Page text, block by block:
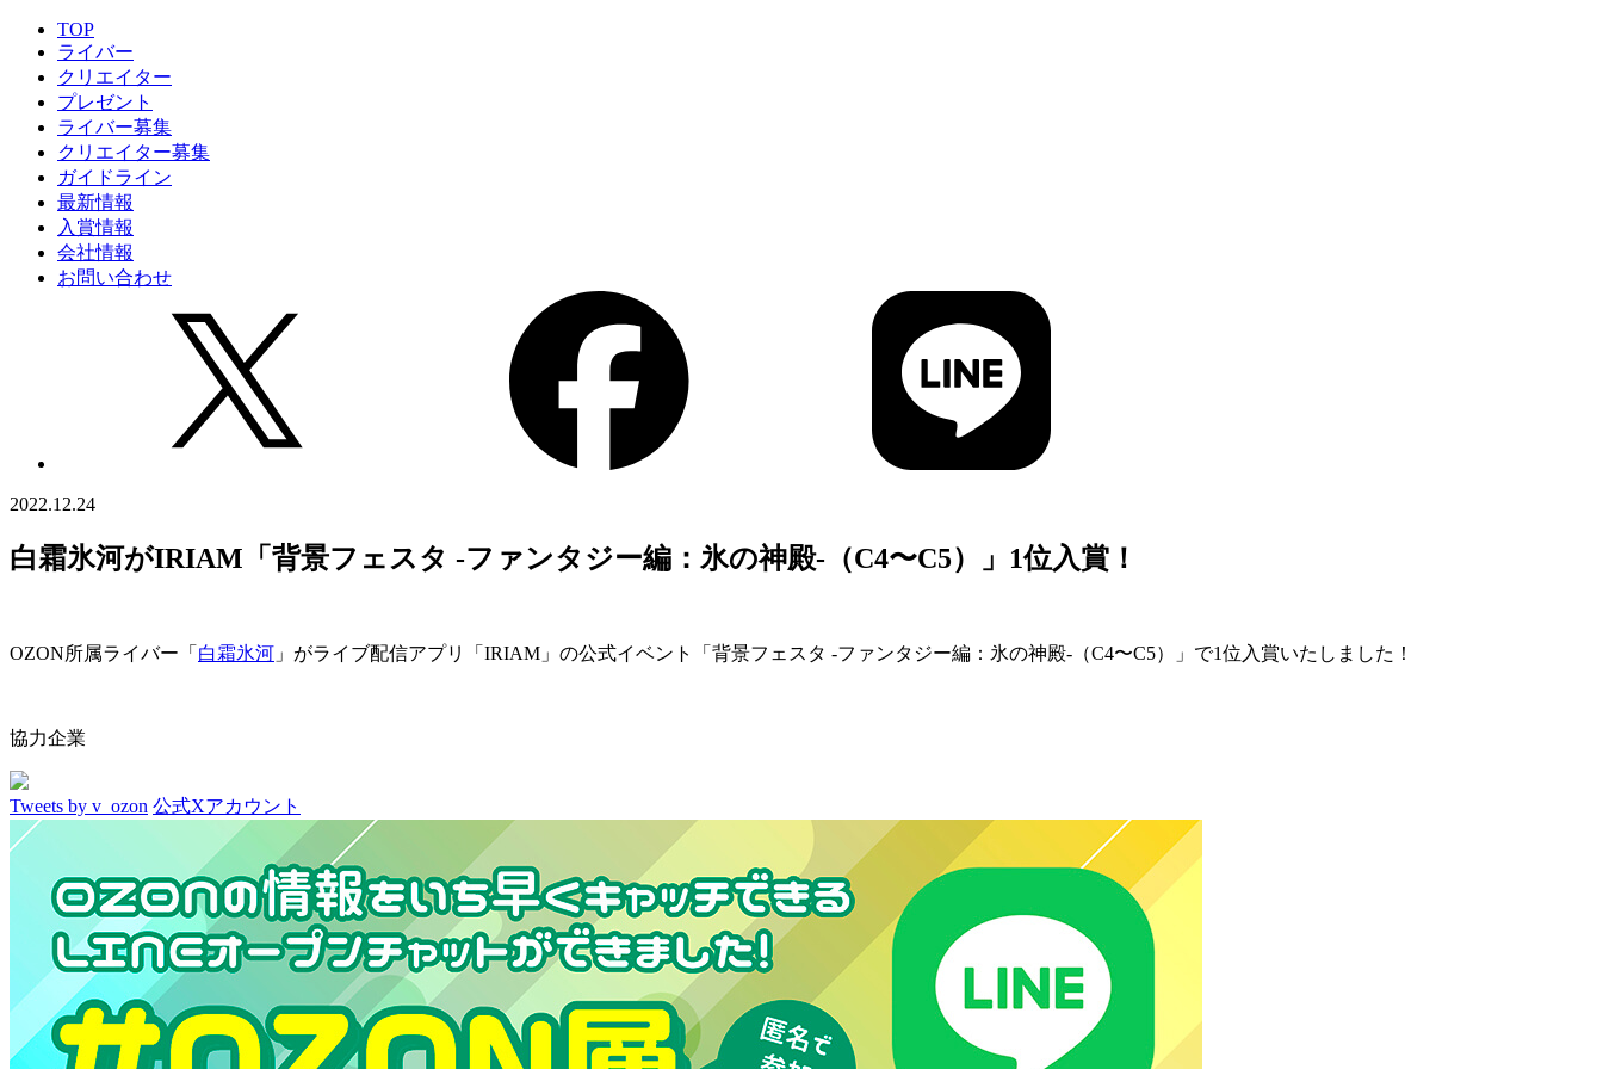
TOP
ライバー
クリエイター
プレゼント
ライバー募集
クリエイター募集
ガイドライン
最新情報
入賞情報
会社情報
お問い合わせ
2022.12.24
白霜氷河がIRIAM「背景フェスタ -ファンタジー編：氷の神殿-（C4〜C5）」1位入賞！
OZON所属ライバー「 白霜氷河 」がライブ配信アプリ「IRIAM」の公式イベント「背景フェスタ -ファンタジー編：氷の神殿-（C4〜C5）」で1位入賞いたしました！
協力企業
Tweets by v_ozon 公式Xアカウント